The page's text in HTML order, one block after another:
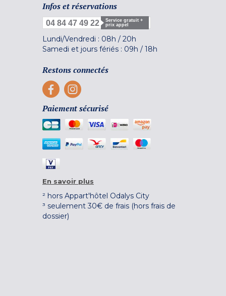
Infos et réservations
04 84 47 49 22
Service gratuit +
prix appel
Lundi/Vendredi : 08h / 20h
Samedi et jours fériés : 09h / 18h
Restons connectés
Paiement sécurisé
En savoir plus
² hors Appart'hôtel Odalys City
³ seulement 30€ de frais (hors frais de
dossier)